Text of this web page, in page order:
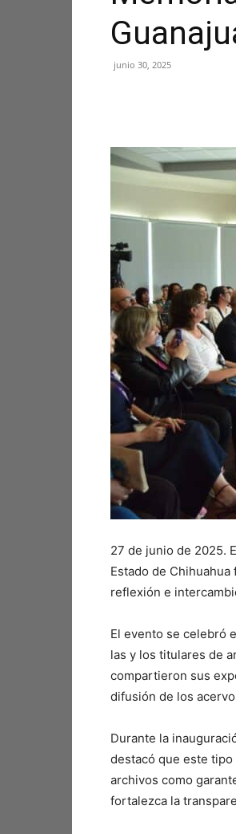
junio 30, 2025
27 de junio de 2025.
Estado de
reflexión e
El evento se celebró
las y los titulares de
compartieron sus
difusión de los
Durante la
destacó que este
archivos como
fortalezca la